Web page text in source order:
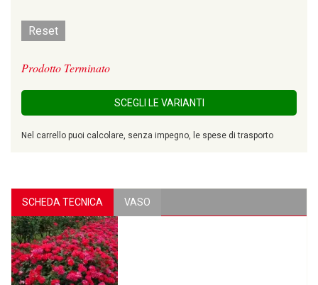
Reset
Prodotto Terminato
SCEGLI LE VARIANTI
Nel carrello puoi calcolare, senza impegno, le spese di trasporto
SCHEDA TECNICA VASO